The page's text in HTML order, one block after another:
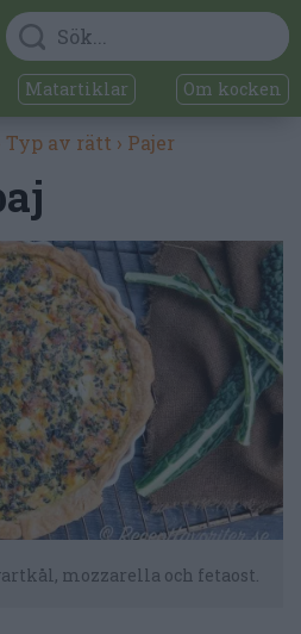
Matartiklar Om kocken
Typ av rätt › Pajer
mozzarella och fetaost.